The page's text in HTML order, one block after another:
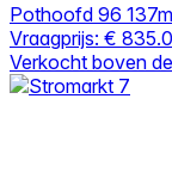
Pothoofd 96
Vraagprijs: €
Verkocht boven